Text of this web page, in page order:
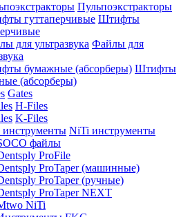
Пульпоэкстракторы
Штифты
Файлы для
Штифты
(абсорберы)
Gates
H-Files
K-Files
NiTi инструменты
файлы
ProFile
ProTaper (машинные)
ProTaper (ручные)
ProTaper NEXT
NiTi